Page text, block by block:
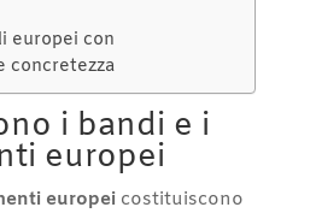
europei con
concretezza
i bandi e i
europei
europeicostituiscono